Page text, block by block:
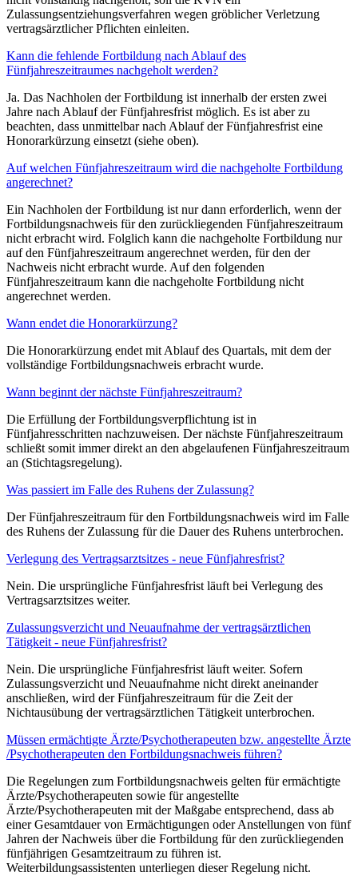
Zulassungsentziehungsverfahren wegen gröblicher Verletzung
vertragsärztlicher Pflichten einleiten.
Kann die fehlende Fortbildung nach Ablauf des
Fünfjahreszeitraumes nachgeholt werden?
Ja. Das Nachholen der Fortbildung ist innerhalb der ersten zwei
Jahre nach Ablauf der Fünfjahresfrist möglich. Es ist aber zu
beachten, dass unmittelbar nach Ablauf der Fünfjahresfrist eine
Honorarkürzung einsetzt (siehe oben).
Auf welchen Fünfjahreszeitraum wird die nachgeholte Fortbildung
angerechnet?
Ein Nachholen der Fortbildung ist nur dann erforderlich, wenn der
Fortbildungsnachweis für den zurückliegenden Fünfjahreszeitraum
nicht erbracht wird. Folglich kann die nachgeholte Fortbildung nur
auf den Fünfjahreszeitraum angerechnet werden, für den der
Nachweis nicht erbracht wurde. Auf den folgenden
Fünfjahreszeitraum kann die nachgeholte Fortbildung nicht
angerechnet werden.
Wann endet die Honorarkürzung?
Die Honorarkürzung endet mit Ablauf des Quartals, mit dem der
vollständige Fortbildungsnachweis erbracht wurde.
Wann beginnt der nächste Fünfjahreszeitraum?
Die Erfüllung der Fortbildungsverpflichtung ist in
Fünfjahresschritten nachzuweisen. Der nächste Fünfjahreszeitraum
schließt somit immer direkt an den abgelaufenen Fünfjahreszeitraum
an (Stichtagsregelung).
Was passiert im Falle des Ruhens der Zulassung?
Der Fünfjahreszeitraum für den Fortbildungsnachweis wird im Falle
des Ruhens der Zulassung für die Dauer des Ruhens unterbrochen.
Verlegung des Vertragsarztsitzes - neue Fünfjahresfrist?
Nein. Die ursprüngliche Fünfjahresfrist läuft bei Verlegung des
Vertragsarztsitzes weiter.
Zulassungsverzicht und Neuaufnahme der vertragsärztlichen
Tätigkeit - neue Fünfjahresfrist?
Nein. Die ursprüngliche Fünfjahresfrist läuft weiter. Sofern
Zulassungsverzicht und Neuaufnahme nicht direkt aneinander
anschließen, wird der Fünfjahreszeitraum für die Zeit der
Nichtausübung der vertragsärztlichen Tätigkeit unterbrochen.
Müssen ermächtigte Ärzte/Psychotherapeuten bzw. angestellte Ärzte
/Psychotherapeuten den Fortbildungsnachweis führen?
Die Regelungen zum Fortbildungsnachweis gelten für ermächtigte
Ärzte/Psychotherapeuten sowie für angestellte
Ärzte/Psychotherapeuten mit der Maßgabe entsprechend, dass ab
einer Gesamtdauer von Ermächtigungen oder Anstellungen von fünf
Jahren der Nachweis über die Fortbildung für den zurückliegenden
fünfjährigen Gesamtzeitraum zu führen ist.
Weiterbildungsassistenten unterliegen dieser Regelung nicht.